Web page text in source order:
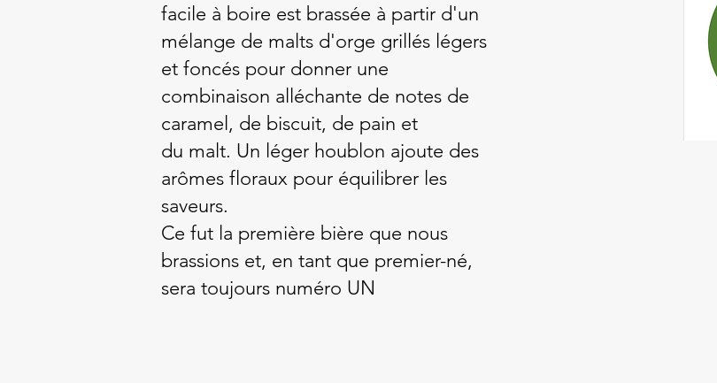
facile à boire est brassée à partir d'un
mélange de malts d'orge grillés légers
et foncés pour donner une
combinaison alléchante de notes de
caramel, de biscuit, de pain et
du malt. Un léger houblon ajoute des
arômes floraux pour équilibrer les
saveurs.
Ce fut la première bière que nous
brassions et, en tant que premier-né,
sera toujours numéro UN